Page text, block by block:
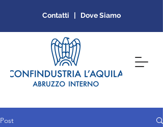
Contatti | Dove Siamo
Post